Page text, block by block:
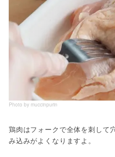
Photo by muccinpurin
鶏肉はフォークで全体を刺して
み込みがよくなりますよ。